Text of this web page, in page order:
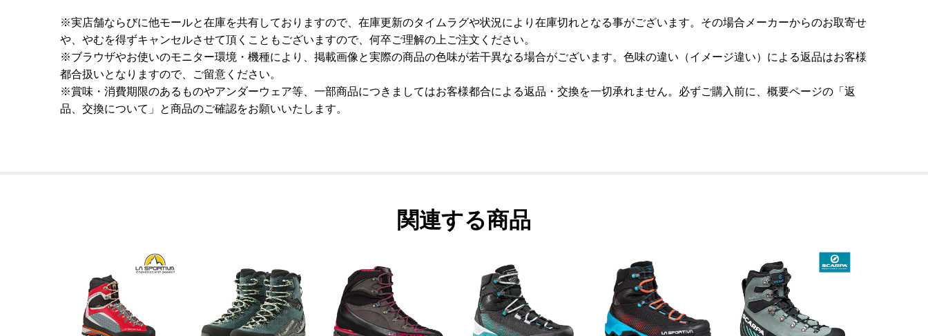
※実店舗ならびに他モールと在庫を共有しておりますので、在庫更新のタイムラグや状況により在庫切れとなる事がございます。その場合メーカーからのお取寄せ
や、やむを得ずキャンセルさせて頂くこともございますので、何卒ご理解の上ご注文ください。
※ブラウザやお使いのモニター環境・機種により、掲載画像と実際の商品の色味が若干異なる場合がございます。色味の違い（イメージ違い）による返品はお客様
都合扱いとなりますので、ご留意ください。
※賞味・消費期限のあるものやアンダーウェア等、一部商品につきましてはお客様都合による返品・交換を一切承れません。必ずご購入前に、概要ページの「返
品、交換について」と商品のご確認をお願いいたします。
関連する商品